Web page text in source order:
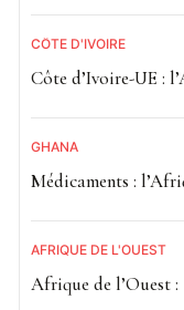
CÔTE D'IVOIRE
Côte d’Ivoire-UE :
GHANA
Médicaments :
AFRIQUE DE L'OUEST
Afrique de l’Ouest